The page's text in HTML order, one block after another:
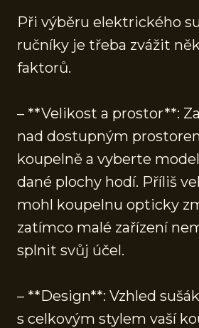
Při výběru elektrického
ručníky je třeba zvážit
faktorů.
– **Velikost a prostor**:
nad dostupným
koupelně a vyberte
dané plochy hodí. Příliš
mohl koupelnu opticky
zatímco malé zařízení
splnit svůj účel.
– **Design**: Vzhled
s celkovým stylem vaší